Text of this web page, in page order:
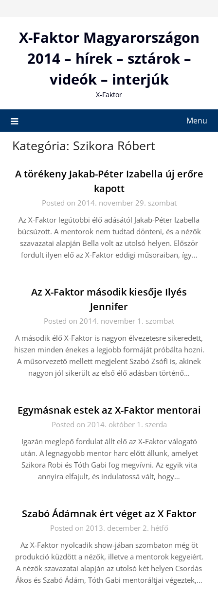
contentX-Faktor Magyarországon
2014 – hírek – sztárok –
videók – interjúk
X-Faktor
Menu
Kategória: Szikora Róbert
A törékeny Jakab-Péter Izabella új erőre
kapott
Posted on 2014. november 29. szombat
Az X-Faktor legútobbi élő adásától Jakab-Péter Izabella
búcsúzott. A mentorok nem tudtad dönteni, és a nézők
szavazatai alapján Bella volt az utolsó helyen. Először
fordult ilyen elő az X-Faktor eddigi műsoraiban, így…
Az X-Faktor második kiesője Ilyés
Jennifer
Posted on 2014. november 1. szombat
A második élő X-Faktor is nagyon élvezetesre sikeredett,
hiszen minden énekes a legjobb formáját próbálta hozni.
A műsorvezető mellett megjelent Szabó Zsófi is, akinek
nagyon jól sikerült az első élő adásban történő…
Egymásnak estek az X-Faktor mentorai
Posted on 2014. október 1. szerda
Igazán meglepő fordulat állt elő az X-Faktor válogató
után. A legnagyobb mentor harc előtt állunk, amelyet
Szikora Robi és Tóth Gabi fog megvívni. Az egyik vita
annyira elfajult, és indulatossá vált, hogy…
Szabó Ádámnak ért véget az X Faktor
Posted on 2013. december 2. hétfő
Az X-Faktor nyolcadik show-jában szombaton még öt
produkció küzdött a nézők, illetve a mentorok kegyeiért.
A nézők szavazatai alapján az utolsó két helyen Csordás
Ákos és Szabó Ádám, Tóth Gabi mentoráltjai végeztek,…